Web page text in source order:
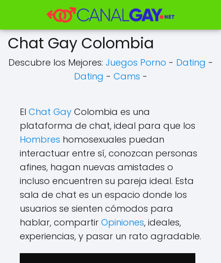
Chat Gay Colombia
Descubre los Mejores: Juegos Porno - Dating -
Dating - Cams -
El Chat Gay Colombia es una
plataforma de chat, ideal para que los
Hombres homosexuales puedan
interactuar entre sí, conozcan personas
afines, hagan nuevas amistades o
incluso encuentren su pareja ideal. Esta
sala de chat es un espacio donde los
usuarios se sienten cómodos para
hablar, compartir Opiniones, ideales,
experiencias, y pasar un rato agradable.